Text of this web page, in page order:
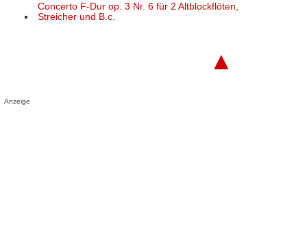
Concerto F-Dur op. 3 Nr. 6 für 2 Altblockflöten,
Streicher und B.c.
▲
Anzeige